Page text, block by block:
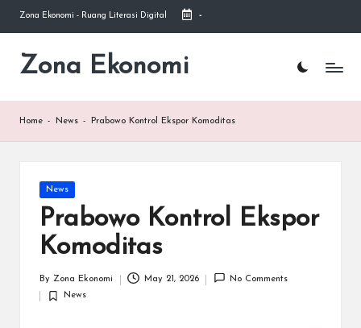
Skip
content
Zona Ekonomi - Ruang Literasi Digital -
Zona Ekonomi
Ruang
Home - News - Prabowo Kontrol Ekspor Komoditas
Posted
in
News
Prabowo Kontrol Ekspor
Komoditas
by
By Zona Ekonomi May 21, 2026 No Comments
Posted
News